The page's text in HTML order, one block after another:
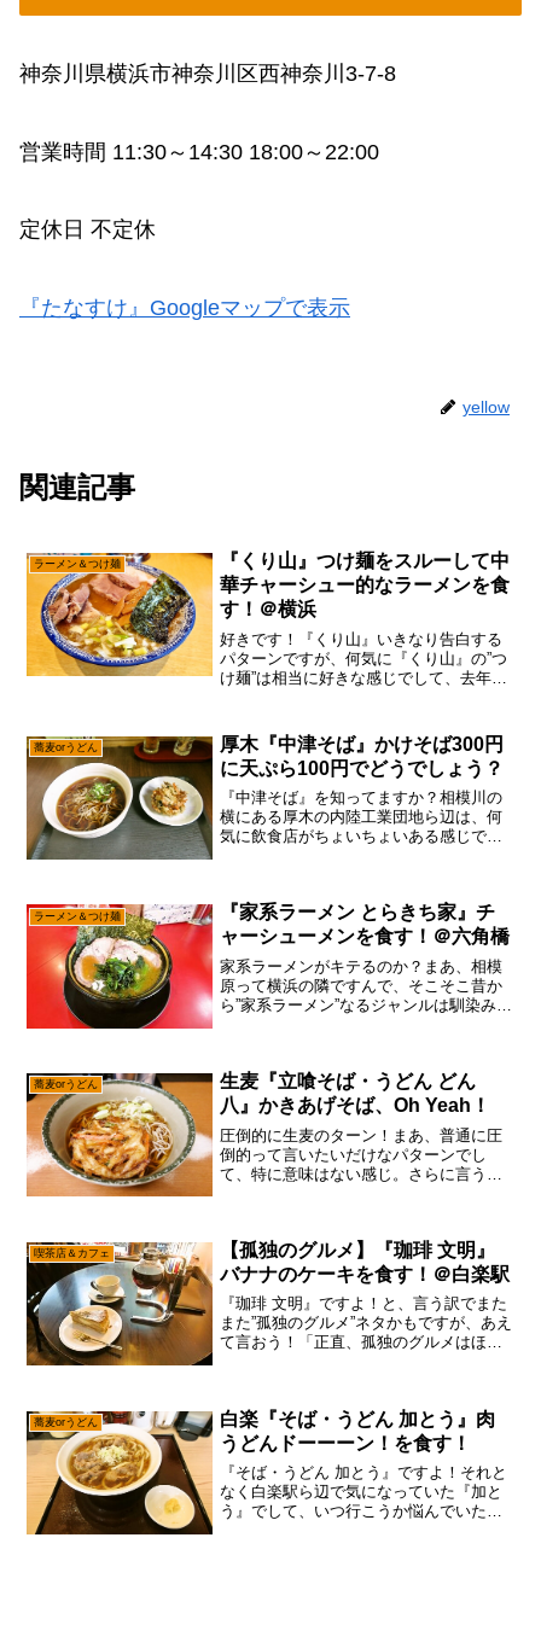
神奈川県横浜市神奈川区西神奈川3-7-8
営業時間 11:30～14:30 18:00～22:00
定休日 不定休
『たなすけ』Googleマップで表示
yellow
関連記事
ラーメン＆つけ麺
『くり山』つけ麺をスルーして中
華チャーシュー的なラーメンを食
す！＠横浜
好きです！『くり山』いきなり告白する
パターンですが、何気に『くり山』の”つ
け麺”は相当に好きな感じでして、去年
ると思います。ま、残念ながらWEB予選
は通過しなかった...
蕎麦orうどん
厚木『中津そば』かけそば300円
に天ぷら100円でどうでしょう？
『中津そば』を知ってますか？相模川の
横にある厚木の内陸工業団地ら辺は、何
気に飲食店がちょいちょいある感じでし
が、それもそのはず、昔々は...
ラーメン＆つけ麺
『家系ラーメン とらきち家』チ
ャーシューメンを食す！＠六角橋
家系ラーメンがキテるのか？まあ、相模
原って横浜の隣ですんで、そこそこ昔か
ら”家系ラーメン”なるジャンルは馴染みが
と！」町田に『奥津家...
蕎麦orうどん
生麦『立喰そば・うどん どん
八』かきあげそば、Oh Yeah！
圧倒的に生麦のターン！まあ、普通に圧
倒的って言いたいだけなパターンでし
て、特に意味はない感じ。さらに言うと
は趣味の域なら好きな様に...
喫茶店＆カフェ
【孤独のグルメ】『珈琲 文明』
バナナのケーキを食す！＠白楽駅
『珈琲 文明』ですよ！と、言う訳でまた
また”孤独のグルメ”ネタかもですが、あえ
て言おう！「正直、孤独のグルメはほぼ
訳ではないぞ～...
蕎麦orうどん
白楽『そば・うどん 加とう』肉
うどんドーーーン！を食す！
『そば・うどん 加とう』ですよ！それと
なく白楽駅ら辺で気になっていた『加と
う』でして、いつ行こうか悩んでいたの